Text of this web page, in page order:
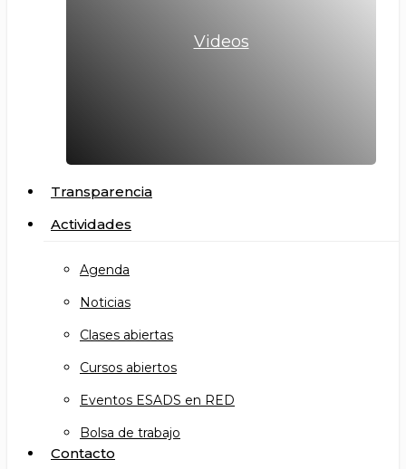
Videos
Transparencia
Actividades
Agenda
Noticias
Clases abiertas
Cursos abiertos
Eventos ESADS en RED
Bolsa de trabajo
Contacto